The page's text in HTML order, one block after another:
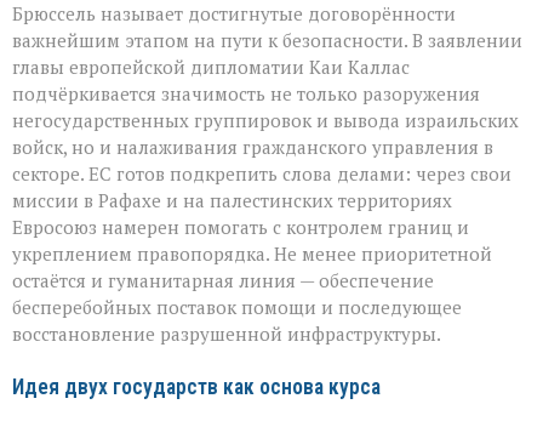
Брюссель называет достигнутые договорённости
важнейшим этапом на пути к безопасности. В заявлении
главы европейской дипломатии Каи Каллас
подчёркивается значимость не только разоружения
негосударственных группировок и вывода израильских
войск, но и налаживания гражданского управления в
секторе. ЕС готов подкрепить слова делами: через свои
миссии в Рафахе и на палестинских территориях
Евросоюз намерен помогать с контролем границ и
укреплением правопорядка. Не менее приоритетной
остаётся и гуманитарная линия — обеспечение
бесперебойных поставок помощи и последующее
восстановление разрушенной инфраструктуры.
Идея двух государств как основа курса